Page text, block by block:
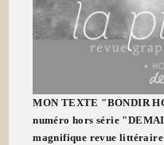
MON TEXTE "BONDIR
numéro hors série
magnifique revue